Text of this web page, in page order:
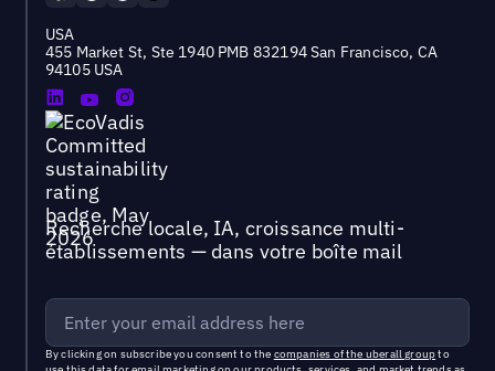
USA
455 Market St, Ste 1940 PMB 832194 San Francisco, CA
94105 USA
Recherche locale, IA, croissance multi-
établissements — dans votre boîte mail
By clicking on subscribe you consent to the companies of the uberall groupto